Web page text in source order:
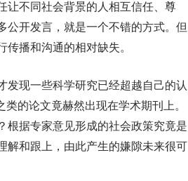
不同社会背景的人相互信任、尊
公开发言，就是一个不错的方式。但
播和沟通的相对缺失。
现一些科学研究已经超越自己的认
的论文竟赫然出现在学术期刊上。
根据专家意见形成的社会政策究竟是
解和跟上，由此产生的嫌隙未来很可